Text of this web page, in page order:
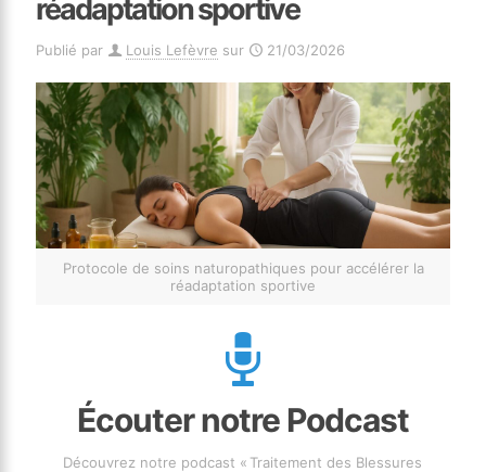
réadaptation sportive
Publié par Louis Lefèvre sur 21/03/2026
Protocole de soins naturopathiques pour accélérer la
réadaptation sportive
Écouter notre Podcast
Découvrez notre podcast « Traitement des Blessures